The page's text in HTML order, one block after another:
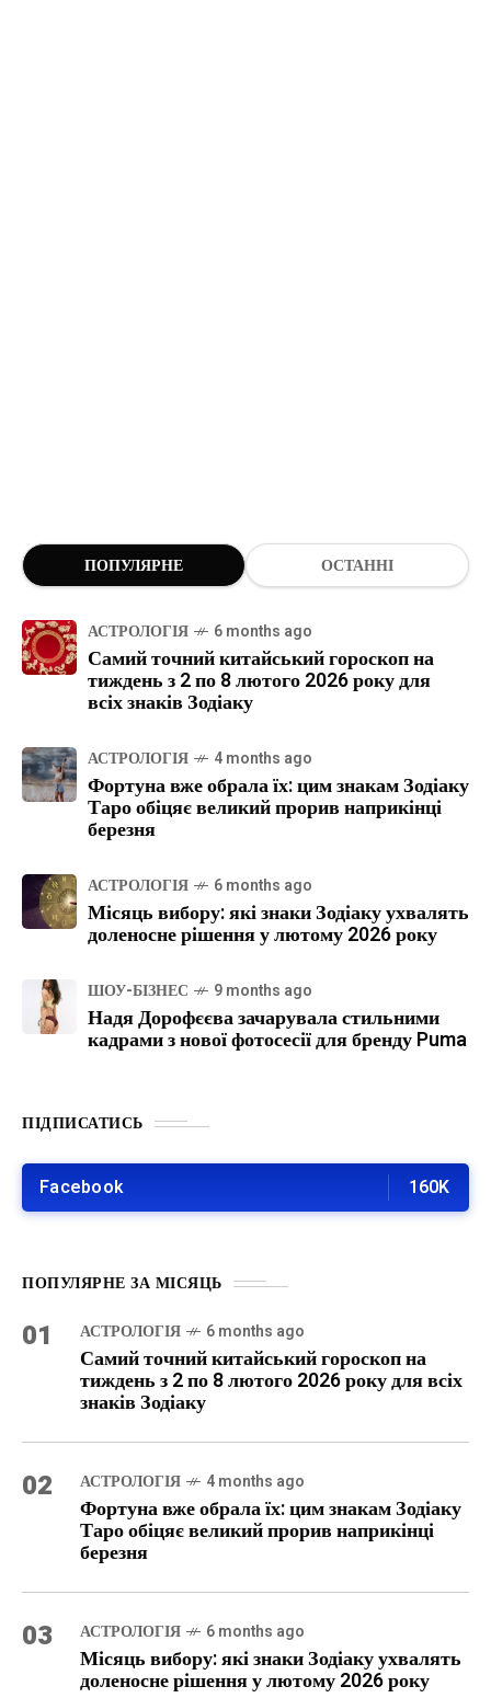
ПОПУЛЯРНЕ ОСТАННІ
АСТРОЛОГІЯ 6 months ago
Самий точний китайський гороскоп на
тиждень з 2 по 8 лютого 2026 року для
всіх знаків Зодіаку
АСТРОЛОГІЯ 4 months ago
Фортуна вже обрала їх: цим знакам Зодіаку
Таро обіцяє великий прорив наприкінці
березня
АСТРОЛОГІЯ 6 months ago
Місяць вибору: які знаки Зодіаку ухвалять
доленосне рішення у лютому 2026 року
ШОУ-БІЗНЕС 9 months ago
Надя Дорофєєва зачарувала стильними
кадрами з нової фотосесії для бренду Puma
ПІДПИСАТИСЬ
Facebook 160K
ПОПУЛЯРНЕ ЗА МІСЯЦЬ
01 АСТРОЛОГІЯ 6 months ago
Самий точний китайський гороскоп на
тиждень з 2 по 8 лютого 2026 року для всіх
знаків Зодіаку
02 АСТРОЛОГІЯ 4 months ago
Фортуна вже обрала їх: цим знакам Зодіаку
Таро обіцяє великий прорив наприкінці
березня
03 АСТРОЛОГІЯ 6 months ago
Місяць вибору: які знаки Зодіаку ухвалять
доленосне рішення у лютому 2026 року